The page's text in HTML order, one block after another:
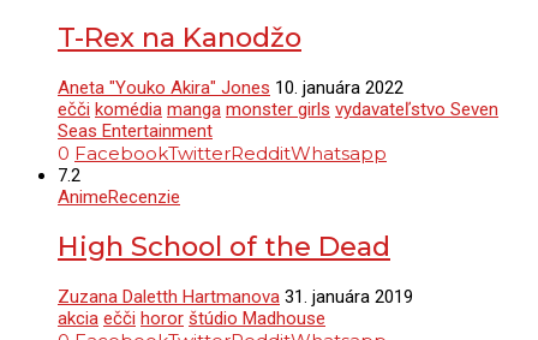
T-Rex na Kanodžo
Aneta "Youko Akira" Jones 10. januára 2022
ečči komédia manga monster girls vydavateľstvo Seven
Seas Entertainment
0 FacebookTwitterRedditWhatsapp
7.2
AnimeRecenzie
High School of the Dead
Zuzana Daletth Hartmanova 31. januára 2019
akcia ečči horor štúdio Madhouse